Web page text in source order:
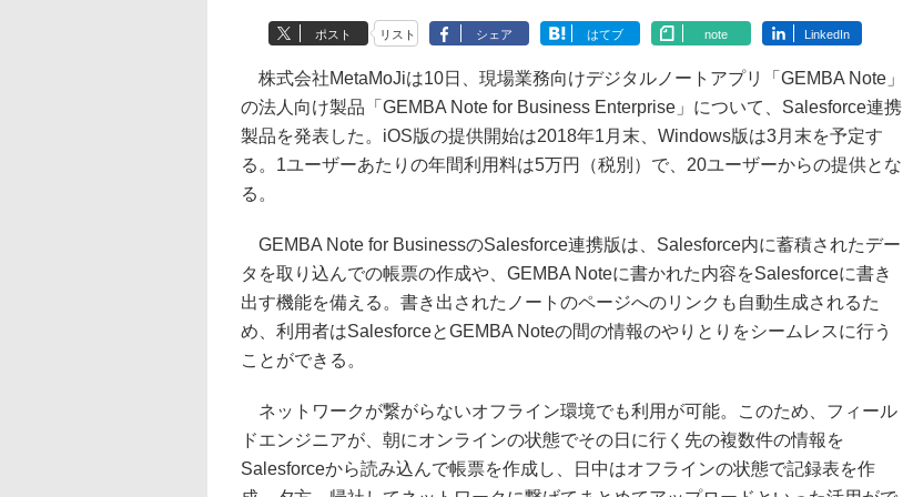
ポスト リスト シェア はてブ note LinkedIn
株式会社MetaMoJiは10日、現場業務向けデジタルノートアプリ「GEMBA Note」
の法人向け製品「GEMBA Note for Business Enterprise」について、Salesforce連携
製品を発表した。iOS版の提供開始は2018年1月末、Windows版は3月末を予定す
る。1ユーザーあたりの年間利用料は5万円（税別）で、20ユーザーからの提供とな
る。
GEMBA Note for BusinessのSalesforce連携版は、Salesforce内に蓄積されたデー
タを取り込んでの帳票の作成や、GEMBA Noteに書かれた内容をSalesforceに書き
出す機能を備える。書き出されたノートのページへのリンクも自動生成されるた
め、利用者はSalesforceとGEMBA Noteの間の情報のやりとりをシームレスに行う
ことができる。
ネットワークが繋がらないオフライン環境でも利用が可能。このため、フィール
ドエンジニアが、朝にオンラインの状態でその日に行く先の複数件の情報を
Salesforceから読み込んで帳票を作成し、日中はオフラインの状態で記録表を作